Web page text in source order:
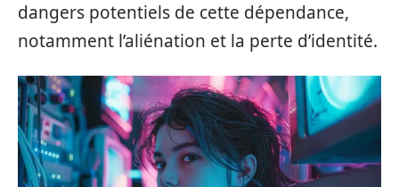
dangers potentiels de cette dépendance,
notamment l’aliénation et la perte d’identité.